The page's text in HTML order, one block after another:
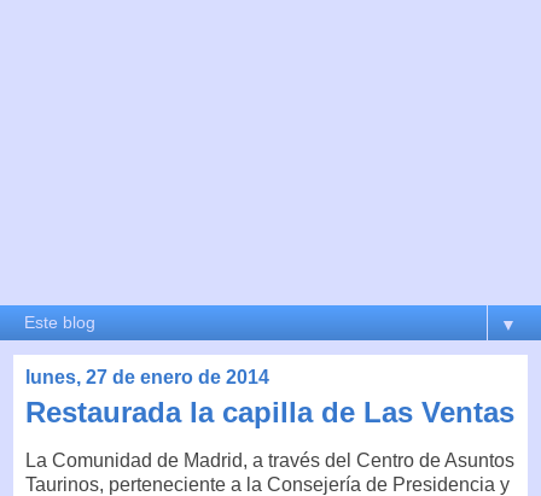
▼
lunes, 27 de enero de 2014
Restaurada la capilla de Las Ventas
La Comunidad de Madrid, a través del Centro de Asuntos
Taurinos, perteneciente a la Consejería de Presidencia y